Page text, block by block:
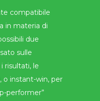
compatibile
in materia di
due
sulle
risultati, le
o instant-win, per
performer”